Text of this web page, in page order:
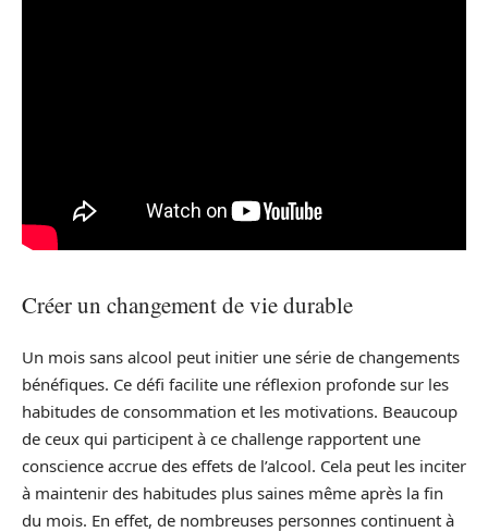
Créer un changement de vie durable
Un mois sans alcool peut initier une série de changements
bénéfiques. Ce défi facilite une réflexion profonde sur les
habitudes de consommation et les motivations. Beaucoup
de ceux qui participent à ce challenge rapportent une
conscience accrue des effets de l’alcool. Cela peut les inciter
à maintenir des habitudes plus saines même après la fin
du mois. En effet, de nombreuses personnes continuent à